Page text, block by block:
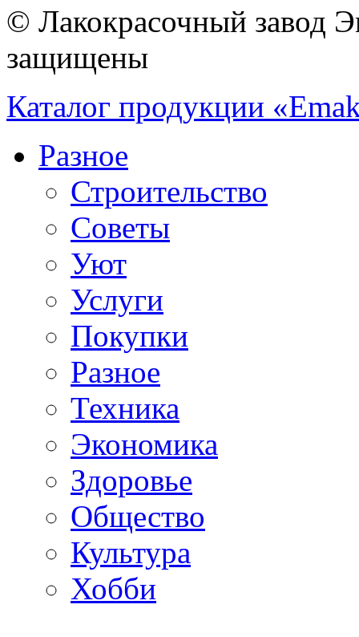
© Лакокрасочный завод
защищены
Каталог продукции
Разное
Строительство
Советы
Уют
Услуги
Покупки
Разное
Техника
Экономика
Здоровье
Общество
Культура
Хобби